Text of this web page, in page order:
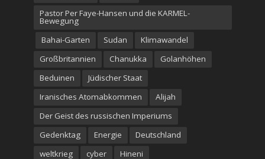
Pastor Per Faye-Hansen und die KARMEL-
Bewegung
Bahai-Garten
Sudan
Klimawandel
Großbritannien
Chanukka
Golanhöhen
Beduinen
Jüdischer Staat
Iranisches Atomabkommen
Alijah
Der Geist des russischen Imperiums
Gedenktag
Energie
Deutschland
weltkrieg
cyber Hineni